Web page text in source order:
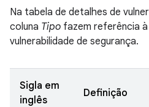
Na tabela de detalhes de
coluna Tipo fazem referência
vulnerabilidade de segurança.
Sigla em
inglês
Definição